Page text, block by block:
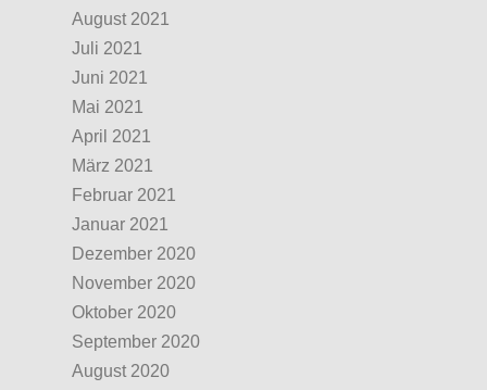
August 2021
Juli 2021
Juni 2021
Mai 2021
April 2021
März 2021
Februar 2021
Januar 2021
Dezember 2020
November 2020
Oktober 2020
September 2020
August 2020